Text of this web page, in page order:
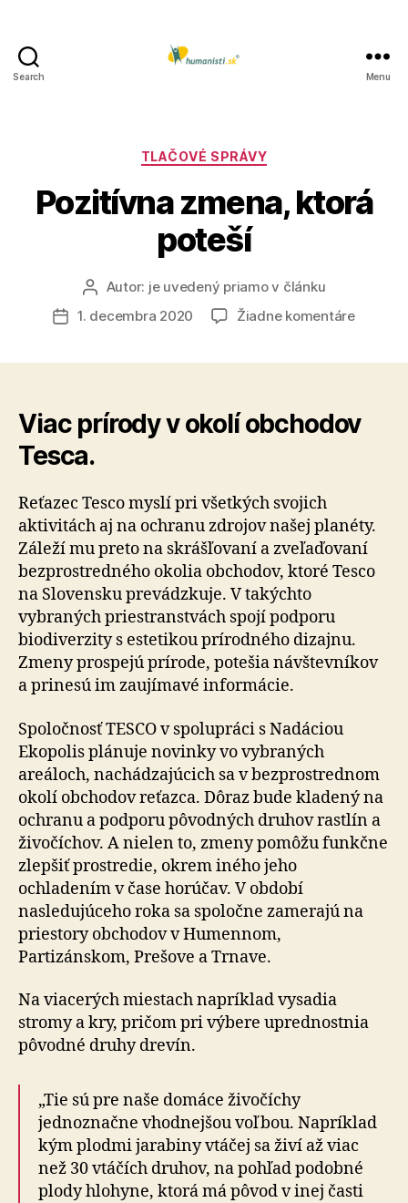
Search Menu
Kategórie
TLAČOVÉ SPRÁVY
Pozitívna zmena, ktorá
poteší
Autor
článku
Autor: je uvedený priamo v článku
Dátum
1. decembra 2020 Žiadne komentárena
Viac prírody v okolí obchodov
Tesca.
Reťazec Tesco myslí pri všetkých svojich
aktivitách aj na ochranu zdrojov našej planéty.
Záleží mu preto na skrášľovaní a zveľaďovaní
bezprostredného okolia obchodov, ktoré Tesco
na Slovensku prevádzkuje. V takýchto
vybraných priestranstvách spojí podporu
biodiverzity s estetikou prírodného dizajnu.
Zmeny prospejú prírode, potešia návštevníkov
a prinesú im zaujímavé informácie.
Spoločnosť TESCO v spolupráci s Nadáciou
Ekopolis plánuje novinky vo vybraných
areáloch, nachádzajúcich sa v bezprostrednom
okolí obchodov reťazca. Dôraz bude kladený na
ochranu a podporu pôvodných druhov rastlín a
živočíchov. A nielen to, zmeny pomôžu funkčne
zlepšiť prostredie, okrem iného jeho
ochladením v čase horúčav. V období
nasledujúceho roka sa spoločne zamerajú na
priestory obchodov v Humennom,
Partizánskom, Prešove a Trnave.
Na viacerých miestach napríklad vysadia
stromy a kry, pričom pri výbere uprednostnia
pôvodné druhy drevín.
„Tie sú pre naše domáce živočíchy
jednoznačne vhodnejšou voľbou. Napríklad
kým plodmi jarabiny vtáčej sa živí až viac
než 30 vtáčích druhov, na pohľad podobné
plody hlohyne, ktorá má pôvod v inej časti